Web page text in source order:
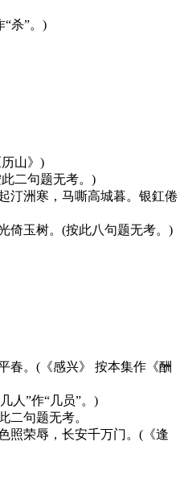
“杀”。)
山》)
二句题无考。)
汀洲寒，马嘶高城暮。银釭倦
倚玉树。(按此八句题无考。)
春。(《感兴》 按本集作《酬
人”作“几员”。)
二句题无考。
照荣辱，长安千万门。(《逢